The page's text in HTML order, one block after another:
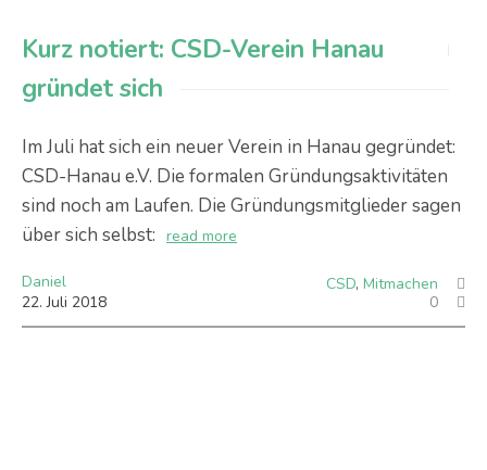
Kurz notiert: CSD-Verein Hanau
gründet sich
Im Juli hat sich ein neuer Verein in Hanau gegründet:
CSD-Hanau e.V. Die formalen Gründungsaktivitäten
sind noch am Laufen. Die Gründungsmitglieder sagen
über sich selbst: read more
Daniel
22. Juli 2018
CSD, Mitmachen
0